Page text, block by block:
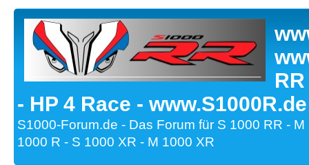
- HP 4 Race -
S1000-Forum.de - Das Forum für S 1000 RR -
1000 R - S 1000 XR - M 1000 XR